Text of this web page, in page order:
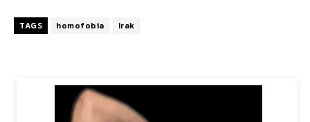
TAGS homofobia Irak